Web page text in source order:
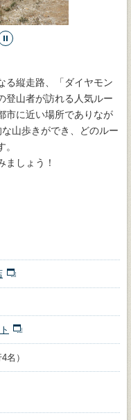
る縦走路、「ダイヤモン
登山者が訪れる人気ルー
市に近い場所でありなが
山歩きができ、どのルー
ましょう！
名）